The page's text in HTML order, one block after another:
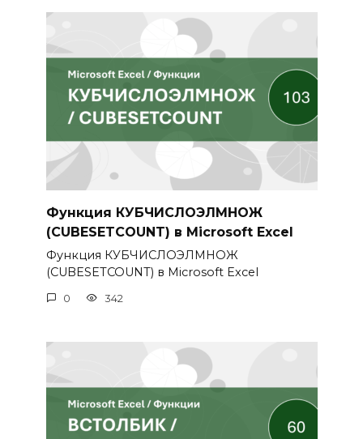
Функция КУБЧИСЛОЭЛМНОЖ
(CUBESETCOUNT) в Microsoft Excel
Функция КУБЧИСЛОЭЛМНОЖ
(CUBESETCOUNT) в Microsoft Excel
0 342